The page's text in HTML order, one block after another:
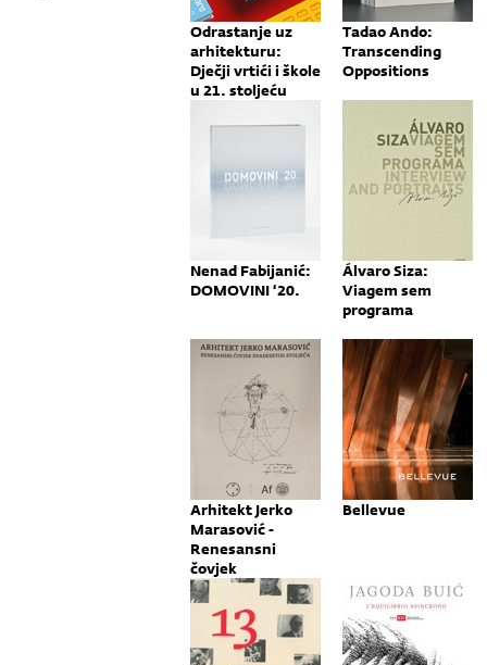
Odrastanje uz
arhitekturu:
Dječji vrtići i škole
u 21. stoljeću
Tadao Ando:
Transcending
Oppositions
Nenad Fabijanić:
DOMOVINI ‘20.
Álvaro Siza:
Viagem sem
programa
Arhitekt Jerko
Marasović -
Renesansni
čovjek
dvadesetog
stoljeća
Bellevue